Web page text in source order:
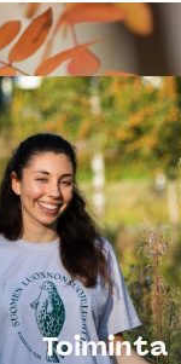
Kuusi
Toiminta